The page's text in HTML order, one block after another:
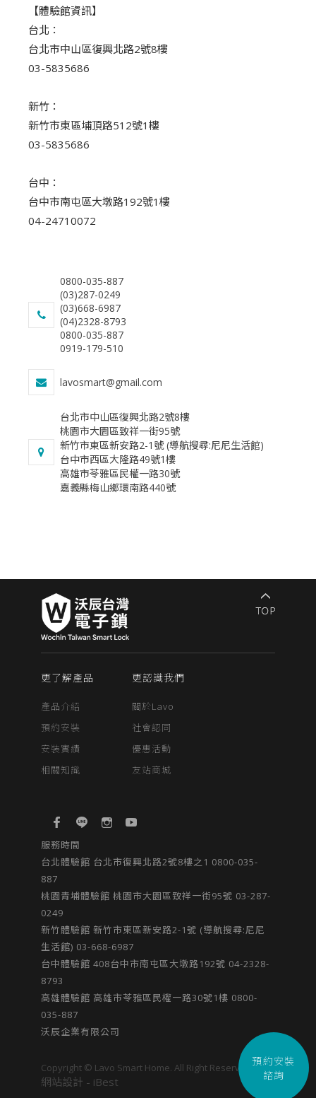
預約安裝
諮詢
【體驗館資訊】
台北：
台北市中山區復興北路2號8樓
03-5835686
新竹：
新竹市東區埔頂路512號1樓
03-5835686
台中：
台中市南屯區大墩路192號1樓
04-24710072
0800-035-887
(03)287-0249
(03)668-6987
(04)2328-8793
0800-035-887
0919-179-510
lavosmart@gmail.com
台北市中山區復興北路2號8樓
桃園市大園區致祥一街95號
新竹市東區新安路2-1號 (導航搜尋:尼尼生活館)
台中市西區大隆路49號1樓
​高雄市苓雅區民權一路30號
​嘉義縣梅山鄉環南路440號
更了解產品
產品介紹
預約安裝
安裝實績
相關知識
更認識我們
關於Lavo
社會認同
優惠活動
友站商城
服務時間
台北體驗館 台北市復興北路2號8樓之1 0800-035-
887
桃園青埔體驗館 桃園市大園區致祥一街95號 03-287-
0249
新竹體驗館 新竹市東區新安路2-1號 (導航搜尋:尼尼
生活館) 03-668-6987
台中體驗館​ 408台中市南屯區大墩路192號​ 04-2328-
8793
高雄體驗館 高雄市苓雅區民權一路30號1樓 0800-
035-887
沃辰企業有限公司
Copyright © Lavo Smart Home. All Right Reserved.
網站設計 - iBest